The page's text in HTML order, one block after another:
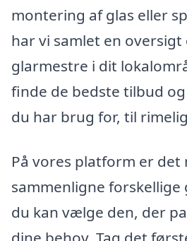
montering af glas eller
har vi samlet en
glarmestre i dit
finde de bedste tilbud
du har brug for, til
På vores platform er det
sammenligne forskellige
du kan vælge den, der